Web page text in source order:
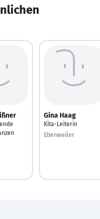
Gina Haag
Kita-Leiterin
Ebenweiler